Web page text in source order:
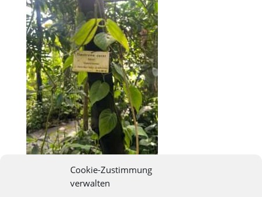
Cookie-Zustimmung
verwalten